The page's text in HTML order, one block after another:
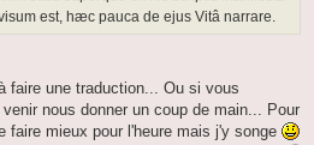
est, hæc pauca de ejus Vitâ narrare.
faire une traduction... Ou si vous
nous donner un coup de main... Pour
faire mieux pour l'heure mais j'y songe